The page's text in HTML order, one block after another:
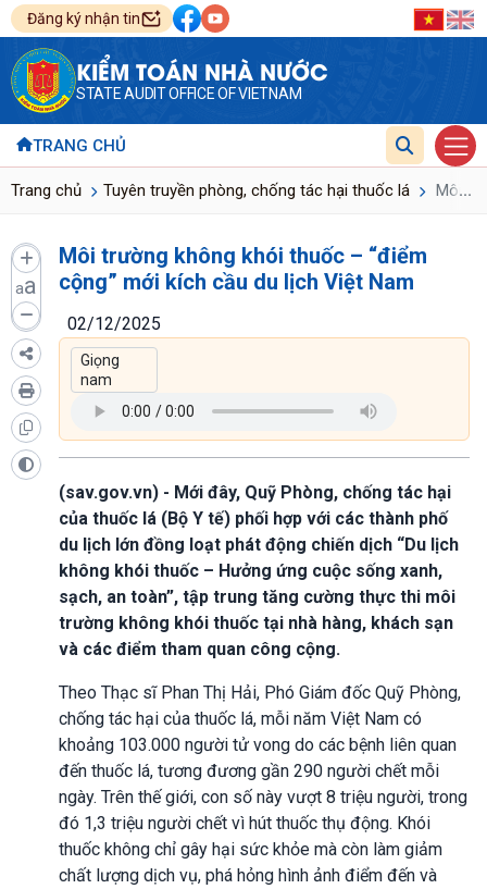
Đăng ký nhận tin
KIỂM TOÁN NHÀ NƯỚC
STATE AUDIT OFFICE OF VIETNAM
TRANG CHỦ
Trang chủ Tuyên truyền phòng, chống tác hại thuốc lá Môi...
aa
Môi trường không khói thuốc – “điểm
cộng” mới kích cầu du lịch Việt Nam
02/12/2025
(sav.gov.vn) - Mới đây, Quỹ Phòng, chống tác hại
của thuốc lá (Bộ Y tế) phối hợp với các thành phố
du lịch lớn đồng loạt phát động chiến dịch “Du lịch
không khói thuốc – Hưởng ứng cuộc sống xanh,
sạch, an toàn”, tập trung tăng cường thực thi môi
trường không khói thuốc tại nhà hàng, khách sạn
và các điểm tham quan công cộng.
Theo Thạc sĩ Phan Thị Hải, Phó Giám đốc Quỹ Phòng,
chống tác hại của thuốc lá, mỗi năm Việt Nam có
khoảng 103.000 người tử vong do các bệnh liên quan
đến thuốc lá, tương đương gần 290 người chết mỗi
ngày. Trên thế giới, con số này vượt 8 triệu người, trong
đó 1,3 triệu người chết vì hút thuốc thụ động. Khói
thuốc không chỉ gây hại sức khỏe mà còn làm giảm
chất lượng dịch vụ, phá hỏng hình ảnh điểm đến và